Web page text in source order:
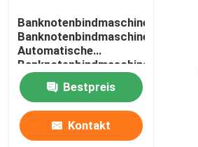
Banknotenbindmaschine
Banknotenbindmaschine
Automatische
Banknotenbindmaschine
Währungsbindmaschine
Banknotenbündelbindmaschine
Bestpreis
Kontakt